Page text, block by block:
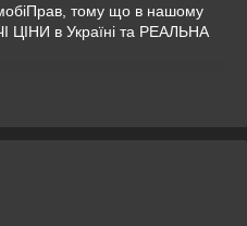
тому що в нашому
в Україні та РЕАЛЬНА